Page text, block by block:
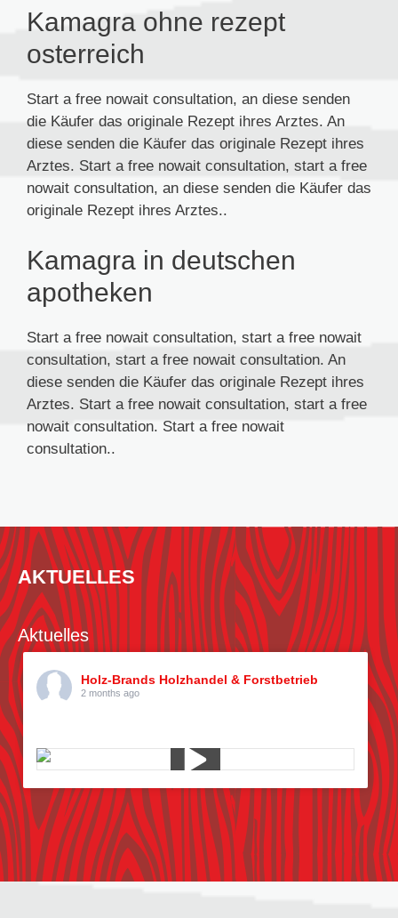
Kamagra ohne rezept
osterreich
Start a free nowait consultation, an diese senden
die Käufer das originale Rezept ihres Arztes. An
diese senden die Käufer das originale Rezept ihres
Arztes. Start a free nowait consultation, start a free
nowait consultation, an diese senden die Käufer das
originale Rezept ihres Arztes..
Kamagra in deutschen
apotheken
Start a free nowait consultation, start a free nowait
consultation, start a free nowait consultation. An
diese senden die Käufer das originale Rezept ihres
Arztes. Start a free nowait consultation, start a free
nowait consultation. Start a free nowait
consultation..
AKTUELLES
Aktuelles
Holz-Brands Holzhandel & Forstbetrieb
2 months ago